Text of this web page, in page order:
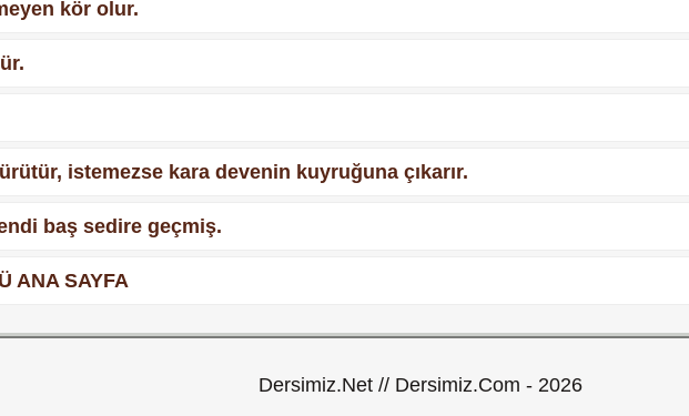
kör olur.
istemezse kara devenin kuyruğuna çıkarır.
baş sedire geçmiş.
ANA SAYFA
Dersimiz.Net // Dersimiz.Com - 2026